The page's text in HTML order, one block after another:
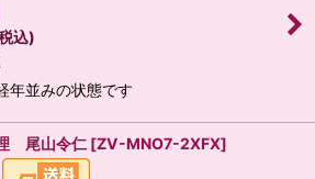
込)
並みの状態です
尾山令仁 [ZV-MNO7-2XFX]